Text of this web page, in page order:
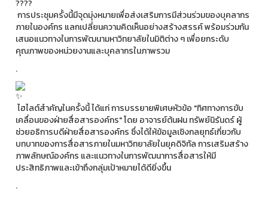
การประชุมครั้งนี้มีจุดมุ่งหมายเพื่อส่งเสริมการมีส่วนร่วมของบุคลากร
ภายในองค์กร แลกเปลี่ยนความคิดเห็นอย่างสร้างสรรค์ พร้อมร่วมกัน
เสนอแนวทางในการพัฒนามหาวิทยาลัยในมิติต่าง ๆ เพื่อยกระดับ
คุณภาพของหน่วยงานและบุคลากรในภาพรวม
.
ไฮไลต์สำคัญในครั้งนี้ ได้แก่ การบรรยายพิเศษหัวข้อ "ทิศทางการขับ
เคลื่อนของฝ่ายสื่อสารองค์กร" โดย อาจารย์ต้นฝน ทรัพย์นิรันดร์ ผู้
ช่วยอธิการบดีฝ่ายสื่อสารองค์กร ซึ่งได้ให้ข้อมูลเชิงกลยุทธ์เกี่ยวกับ
บทบาทของการสื่อสารภายในมหาวิทยาลัยในยุคดิจิทัล การเสริมสร้าง
ภาพลักษณ์องค์กร และแนวทางในการพัฒนาการสื่อสารให้มี
ประสิทธิภาพและเข้าถึงกลุ่มเป้าหมายได้ดียิ่งขึ้น
.